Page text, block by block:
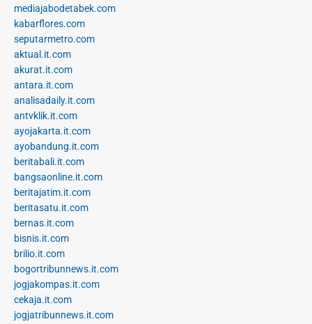
mediajabodetabek.com
kabarflores.com
seputarmetro.com
aktual.it.com
akurat.it.com
antara.it.com
analisadaily.it.com
antvklik.it.com
ayojakarta.it.com
ayobandung.it.com
beritabali.it.com
bangsaonline.it.com
beritajatim.it.com
beritasatu.it.com
bernas.it.com
bisnis.it.com
brilio.it.com
bogortribunnews.it.com
jogjakompas.it.com
cekaja.it.com
jogjatribunnews.it.com